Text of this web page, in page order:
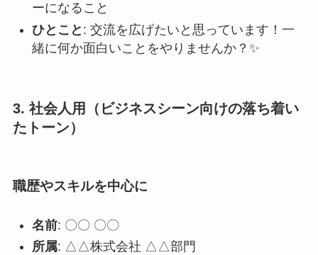
ーになること
ひとこと : 交流を広げたいと思っています！一
緒に何か面白いことをやりませんか？✨
3. 社会人用（ビジネスシーン向けの落ち着い
たトーン）
職歴やスキルを中心に
名前: 〇〇 〇〇
所属: △△株式会社 △△部門